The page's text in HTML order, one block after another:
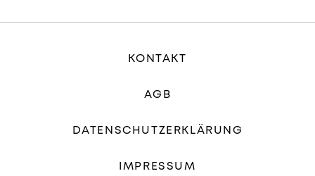
KONTAKT
AGB
DATENSCHUTZERKLÄRUNG
IMPRESSUM